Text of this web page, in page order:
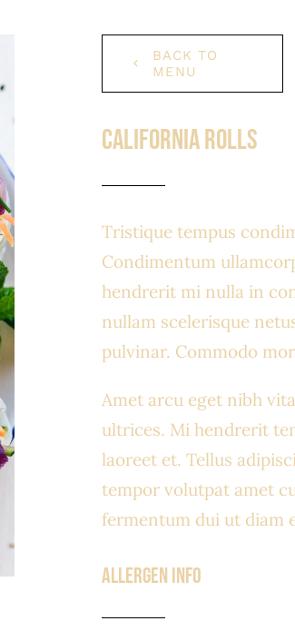
BACK TO
MENU
California Rolls
Tristique tempus
Condimentum
hendrerit mi nulla in
nullam scelerisque
pulvinar. Commodo
Amet arcu eget nibh
ultrices. Mi hendrerit
laoreet et. Tellus
tempor volutpat amet
fermentum dui ut diam
Allergen Info